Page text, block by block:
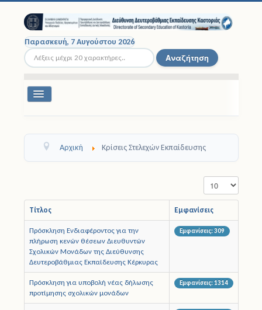
Παρασκευή, 7 Αυγούστου 2026
Αναζήτηση... Αναζήτηση
Εναλλαγή
Μαθητές
Σχολικές Εκδρομές
Νομοθεσία
Άδειες
Αρχική Κρίσεις Στελεχών Εκπαίδευσης
Τίτλος Εμφανίσεις
Πρόσκληση Ενδιαφέροντος για την
πλήρωση κενών θέσεων Διευθυντών
Σχολικών Μονάδων της Διεύθυνσης
Δευτεροβάθμιας Εκπαίδευσης Κέρκυρας
Εμφανίσεις: 309
Πρόσκληση για υποβολή νέας δήλωσης
προτίμησης σχολικών μονάδων
Εμφανίσεις: 1314